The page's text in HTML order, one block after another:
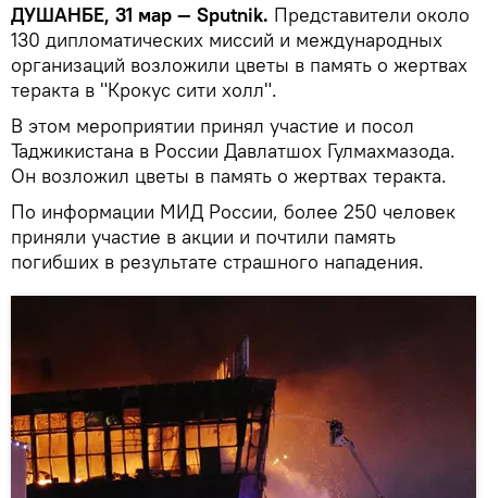
ДУШАНБЕ, 31 мар — Sputnik. Представители около
130 дипломатических миссий и международных
организаций возложили цветы в память о жертвах
теракта в "Крокус сити холл".
В этом мероприятии принял участие и посол
Таджикистана в России Давлатшох Гулмахмазода.
Он возложил цветы в память о жертвах теракта.
По информации МИД России, более 250 человек
приняли участие в акции и почтили память
погибших в результате страшного нападения.